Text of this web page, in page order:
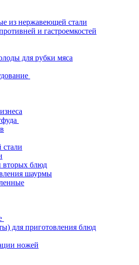
из нержавеющей стали
и гастроемкостей
для рубки мяса
блюд
шаурмы
для приготовления блюд
ножей